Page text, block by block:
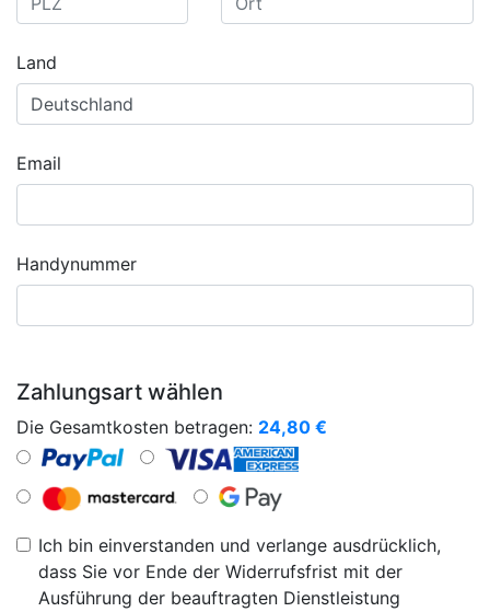
Land
Email
Handynummer
Zahlungsart wählen
Die Gesamtkosten betragen: 24,80 €
Ich bin einverstanden und verlange ausdrücklich,
dass Sie vor Ende der Widerrufsfrist mit der
Ausführung der beauftragten Dienstleistung